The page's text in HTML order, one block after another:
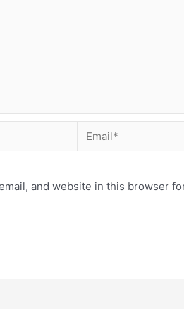
and website in this browser